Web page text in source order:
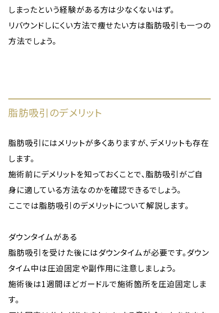
しまったという経験がある方は少なくないはず。
リバウンドしにくい方法で痩せたい方は脂肪吸引も一つの
方法でしょう。
脂肪吸引のデメリット
脂肪吸引にはメリットが多くありますが、デメリットも存在
します。
施術前にデメリットを知っておくことで、脂肪吸引がご自
身に適している方法なのかを確認できるでしょう。
ここでは脂肪吸引のデメリットについて解説します。
ダウンタイムがある
脂肪吸引を受けた後にはダウンタイムが必要です。ダウン
タイム中は圧迫固定や副作用に注意しましょう。
施術後は1週間ほどガードルで施術箇所を圧迫固定しま
す。